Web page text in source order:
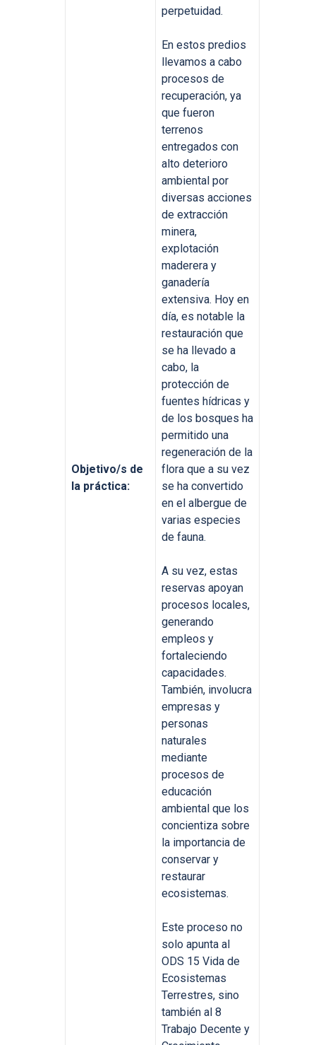
Objetivo/s de
la práctica:
perpetuidad.
En estos predios
llevamos a cabo
procesos de
recuperación, ya
que fueron
terrenos
entregados con
alto deterioro
ambiental por
diversas acciones
de extracción
minera,
explotación
maderera y
ganadería
extensiva. Hoy en
día, es notable la
restauración que
se ha llevado a
cabo, la
protección de
fuentes hídricas y
de los bosques ha
permitido una
regeneración de la
flora que a su vez
se ha convertido
en el albergue de
varias especies
de fauna.
A su vez, estas
reservas apoyan
procesos locales,
generando
empleos y
fortaleciendo
capacidades.
También, involucra
empresas y
personas
naturales
mediante
procesos de
educación
ambiental que los
concientiza sobre
la importancia de
conservar y
restaurar
ecosistemas.
Este proceso no
solo apunta al
ODS 15 Vida de
Ecosistemas
Terrestres, sino
también al 8
Trabajo Decente y